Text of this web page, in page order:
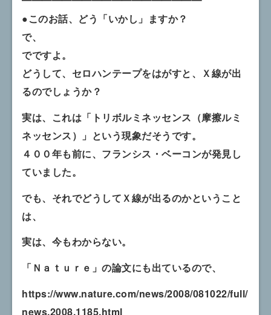
●このお話、どう「いかし」ますか？
で、
でですよ。
どうして、セロハンテープをはがすと、Ｘ線が出
るのでしょうか？
実は、これは「トリボルミネッセンス（摩擦ルミ
ネッセンス）」という現象だそうです。
４００年も前に、フランシス・ベーコンが発見し
ていました。
でも、それでどうしてＸ線が出るのかということ
は、
実は、今もわからない。
「Ｎａｔｕｒｅ」の論文にも出ているので、
https://www.nature.com/news/2008/081022/full/
news.2008.1185.html